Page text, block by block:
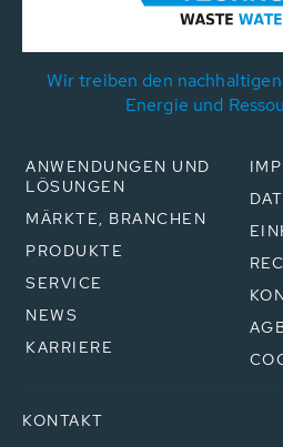
Wir treiben den
Energie und
ANWENDUNGEN UND
LÖSUNGEN
MÄRKTE, BRANCHEN
PRODUKTE
SERVICE
NEWS
KARRIERE
KONTAKT